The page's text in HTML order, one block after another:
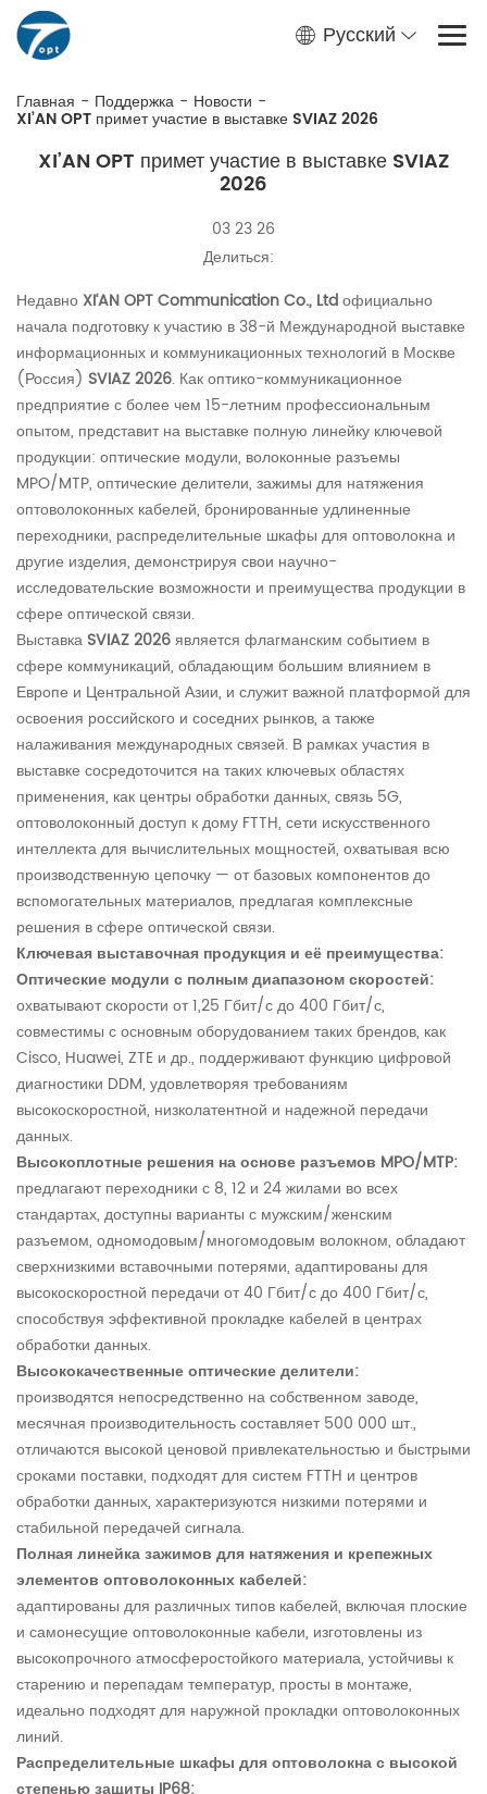
Русский
Главная - Поддержка - Новости -
XI’AN OPT примет участие в выставке SVIAZ 2026
XI’AN OPT примет участие в выставке SVIAZ
2026
03 23 26
Делиться:
НедавноXI‘AN OPT Communication Co., Ltdофициально
начала подготовку к участию в 38-й Международной выставке
информационных и коммуникационных технологий в Москве
(Россия) SVIAZ 2026. Как оптико-коммуникационное
предприятие с более чем 15-летним профессиональным
опытом, представит на выставке полную линейку ключевой
продукции: оптические модули, волоконные разъемы
MPO/MTP, оптические делители, зажимы для натяжения
оптоволоконных кабелей, бронированные удлиненные
переходники, распределительные шкафы для оптоволокна и
другие изделия, демонстрируя свои научно-
исследовательские возможности и преимущества продукции в
сфере оптической связи.
Выставка SVIAZ 2026является флагманским событием в
сфере коммуникаций, обладающим большим влиянием в
Европе и Центральной Азии, и служит важной платформой для
освоения российского и соседних рынков, а также
налаживания международных связей. В рамках участия в
выставке сосредоточится на таких ключевых областях
применения, как центры обработки данных, связь 5G,
оптоволоконный доступ к дому FTTH, сети искусственного
интеллекта для вычислительных мощностей, охватывая всю
производственную цепочку — от базовых компонентов до
вспомогательных материалов, предлагая комплексные
решения в сфере оптической связи.
Ключевая выставочная продукция и её преимущества:
Оптические модули с полным диапазоном скоростей:
охватывают скорости от 1,25 Гбит/с до 400 Гбит/с,
совместимы с основным оборудованием таких брендов, как
Cisco, Huawei, ZTE и др., поддерживают функцию цифровой
диагностики DDM, удовлетворяя требованиям
высокоскоростной, низколатентной и надежной передачи
данных.
Высокоплотные решения на основе разъемов MPO/MTP:
предлагают переходники с 8, 12 и 24 жилами во всех
стандартах, доступны варианты с мужским/женским
разъемом, одномодовым/многомодовым волокном, обладают
сверхнизкими вставочными потерями, адаптированы для
высокоскоростной передачи от 40 Гбит/с до 400 Гбит/с,
способствуя эффективной прокладке кабелей в центрах
обработки данных.
Высококачественные оптические делители:
производятся непосредственно на собственном заводе,
месячная производительность составляет 500 000 шт.,
отличаются высокой ценовой привлекательностью и быстрыми
сроками поставки, подходят для систем FTTH и центров
обработки данных, характеризуются низкими потерями и
стабильной передачей сигнала.
Полная линейка зажимов для натяжения и крепежных
элементов оптоволоконных кабелей:
адаптированы для различных типов кабелей, включая плоские
и самонесущие оптоволоконные кабели, изготовлены из
высокопрочного атмосферостойкого материала, устойчивы к
старению и перепадам температур, просты в монтаже,
идеально подходят для наружной прокладки оптоволоконных
линий.
Распределительные шкафы для оптоволокна с высокой